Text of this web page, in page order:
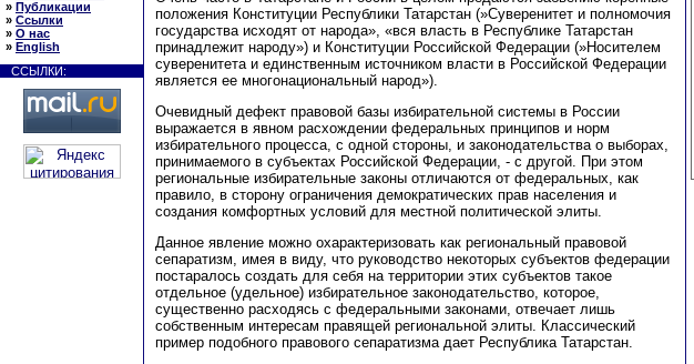
» Публикации
» Ссылки
» О нас
» English
ССЫЛКИ:
положения Конституции Республики Татарстан (»Суверенитет и полномочия
государства исходят от народа», «вся власть в Республике Татарстан
принадлежит народу») и Конституции Российской Федерации (»Носителем
суверенитета и единственным источником власти в Российской Федерации
является ее многонациональный народ»).
Очевидный дефект правовой базы избирательной системы в России
выражается в явном расхождении федеральных принципов и норм
избирательного процесса, с одной стороны, и законодательства о выборах,
принимаемого в субъектах Российской Федерации, - с другой. При этом
региональные избирательные законы отличаются от федеральных, как
правило, в сторону ограничения демократических прав населения и
создания комфортных условий для местной политической элиты.
Данное явление можно охарактеризовать как региональный правовой
сепаратизм, имея в виду, что руководство некоторых субъектов федерации
постаралось создать для себя на территории этих субъектов такое
отдельное (удельное) избирательное законодательство, которое,
существенно расходясь с федеральными законами, отвечает лишь
собственным интересам правящей региональной элиты. Классический
пример подобного правового сепаратизма дает Республика Татарстан.